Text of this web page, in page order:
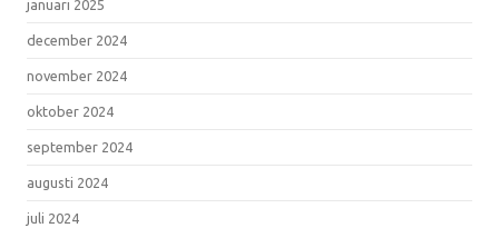
januari 2025
december 2024
november 2024
oktober 2024
september 2024
augusti 2024
juli 2024